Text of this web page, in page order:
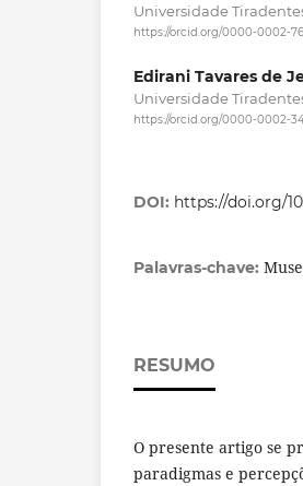
Universidade
https://orcid.org/0000-0002-
Edirani Tavares de
Universidade
https://orcid.org/0000-0002-
DOI: https://doi.org/
Palavras-chave:
RESUMO
O presente artigo se
paradigmas e